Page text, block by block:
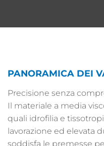
PANORAMICA DEI
Precisione senza
Il materiale a media
quali idrofilia e
lavorazione ed elevata
soddisfa le premesse